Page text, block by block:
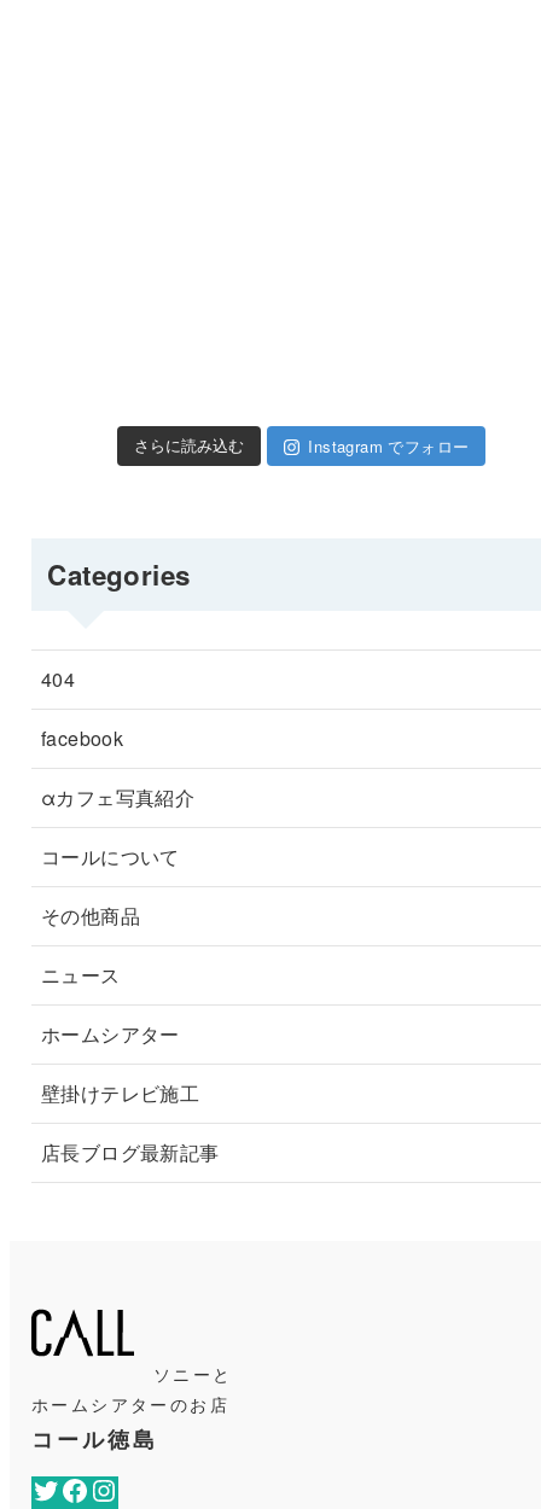
さらに読み込む Instagram でフォロー
Categories
404
facebook
αカフェ写真紹介
コールについて
その他商品
ニュース
ホームシアター
壁掛けテレビ施工
店長ブログ最新記事
ソニーと
ホームシアターのお店
コール徳島
TwitterFacebook